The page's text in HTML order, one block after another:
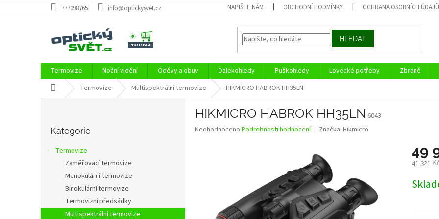
na
777098765 info@optickysvet.cz NAPIŠTE NÁM OBCHODNÍ PODMÍNKY OCHRANA OSOBNÍCH ÚDAJŮ
HLEDAT
Termovize Noční vidění Oděvy a obuv Dalekohledy Puškohledy Lovecké potřeby Zbraně
Domů Termovize Multispektrální termovize HIKMICRO HABROK HH35LN
a
kategorie
Kategorie
Termovize
Zaměřovací termovize
Monokulární termovize
Binokulární termovize
Termovizní předsádky
Multispektrální termovize
HIKMICRO HABROK HH35LN 6043
Průměrné
Neohodnoceno Podrobnosti hodnocení Značka: Hikmicro
49
41 321
cena: